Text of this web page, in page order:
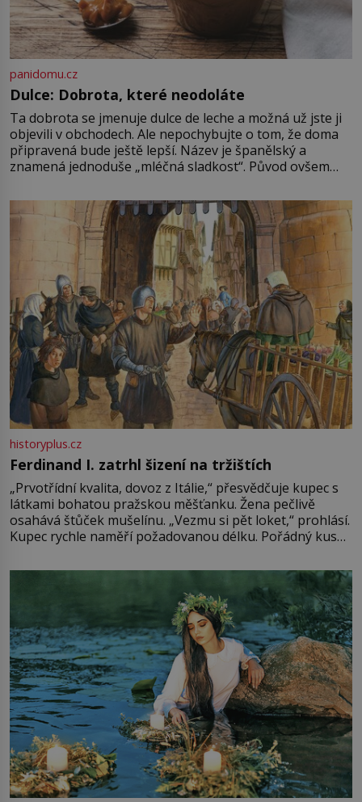
panidomu.cz
Dulce: Dobrota, které neodoláte
Ta dobrota se jmenuje dulce de leche a možná už jste ji
objevili v obchodech. Ale nepochybujte o tom, že doma
připravená bude ještě lepší. Název je španělský a
znamená jednoduše „mléčná sladkost“. Původ ovšem
pře hned několik latinskoamerických zemí a k tomu
Francie, kde se traduje,
historyplus.cz
Ferdinand I. zatrhl šizení na tržištích
„Prvotřídní kvalita, dovoz z Itálie,“ přesvědčuje kupec s
látkami bohatou pražskou měšťanku. Žena pečlivě
osahává štůček mušelínu. „Vezmu si pět loket,“ prohlásí.
Kupec rychle naměří požadovanou délku. Pořádný kus
milostpaní. Stačí jenom na sukni,“ zhodnotí švadlena
množství růžového mušelínu. „Ošidili vás, podívejte.“
Vezme do ruky dřevěnou